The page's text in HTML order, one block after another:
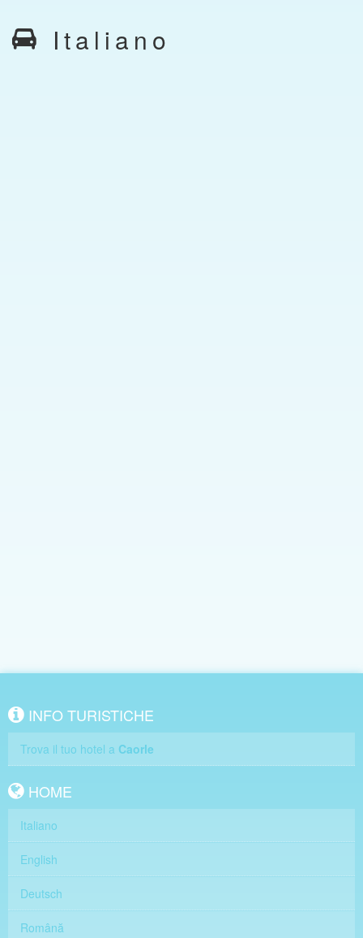
Italiano
INFO TURISTICHE
Trova il tuo hotel a Caorle
HOME
Italiano
English
Deutsch
Română